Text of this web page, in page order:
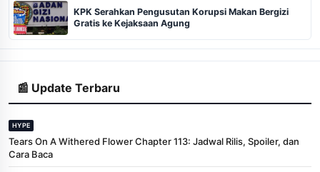
KPK Serahkan Pengusutan Korupsi Makan Bergizi
Gratis ke Kejaksaan Agung
📰 Update Terbaru
HYPE
Tears On A Withered Flower Chapter 113: Jadwal Rilis, Spoiler, dan
Cara Baca